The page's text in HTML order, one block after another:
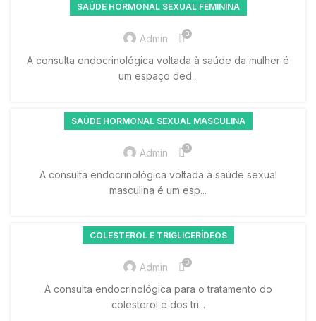
SAÚDE HORMONAL SEXUAL FEMININA
Admin 0
A consulta endocrinológica voltada à saúde da mulher é
um espaço ded...
SAÚDE HORMONAL SEXUAL MASCULINA
Admin 0
A consulta endocrinológica voltada à saúde sexual
masculina é um esp...
COLESTEROL E TRIGLICERÍDEOS
Admin 0
A consulta endocrinológica para o tratamento do
colesterol e dos tri...